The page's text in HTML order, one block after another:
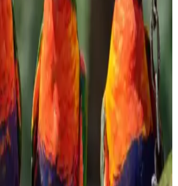
Doğal ve Sağlıklı
Çıkıyor
kaliteli susam ve doğal üretim
uygun, marketlerde sık tercih
seçeneğidir.
Haşlamalık Mısır
İpuçları
pratik hazırlanabilirliği ve sağlıklı